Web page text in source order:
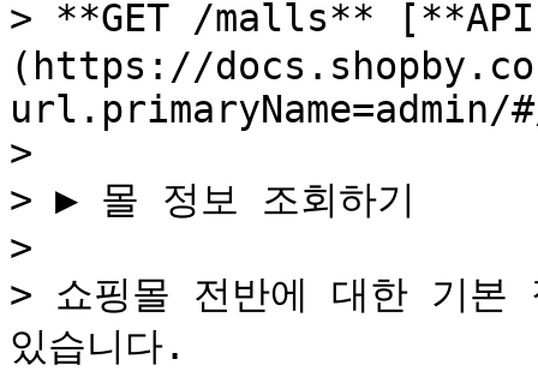
> **GET /malls**
(https://
>
> ▶ 몰 정보 조회하기
>
> 쇼핑몰 전반에 대한 기본
있습니다.